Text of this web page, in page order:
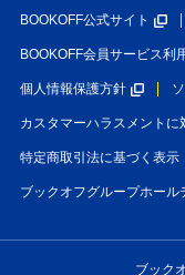
BOOKOFF公式サイト
BOOKOFF会員サービス利
個人情報保護方針
カスタマーハラスメントに
特定商取引法に基づく表示
ブックオフグループホール
ブック